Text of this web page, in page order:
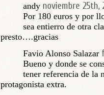
andy noviembre 25th,
Por 180 euros y por
sea entierro de otra
presto….gracias
Favio Alonso Salazar
Bueno y donde se
tener referencia de la
protagonista extra.